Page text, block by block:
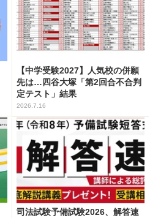
【中学受験2027】人気校の併願
先は…四谷大塚「第2回合不合判
定テスト」結果
2026.7.16
司法試験予備試験2026、解答速